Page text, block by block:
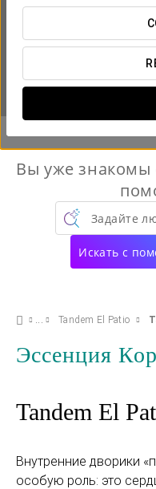

Вы уже
Задайте
Искать с
Tandem El Patio
Эссенция
Tandem El
Внутренние дворики
особую роль: это